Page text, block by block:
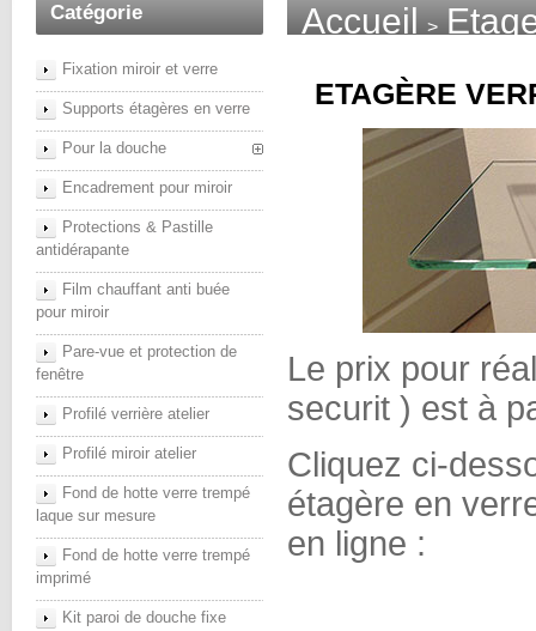
Catégorie
Fixation miroir et verre
Supports étagères en verre
Pour la douche
Encadrement pour miroir
Protections & Pastille
antidérapante
Film chauffant anti buée
pour miroir
Pare-vue et protection de
fenêtre
Profilé verrière atelier
Profilé miroir atelier
Fond de hotte verre trempé
laque sur mesure
Fond de hotte verre trempé
imprimé
Kit paroi de douche fixe
Accueil >
ETAGÈRE
Le prix pour
securit ) est à
Cliquez ci-
étagère en
en ligne :